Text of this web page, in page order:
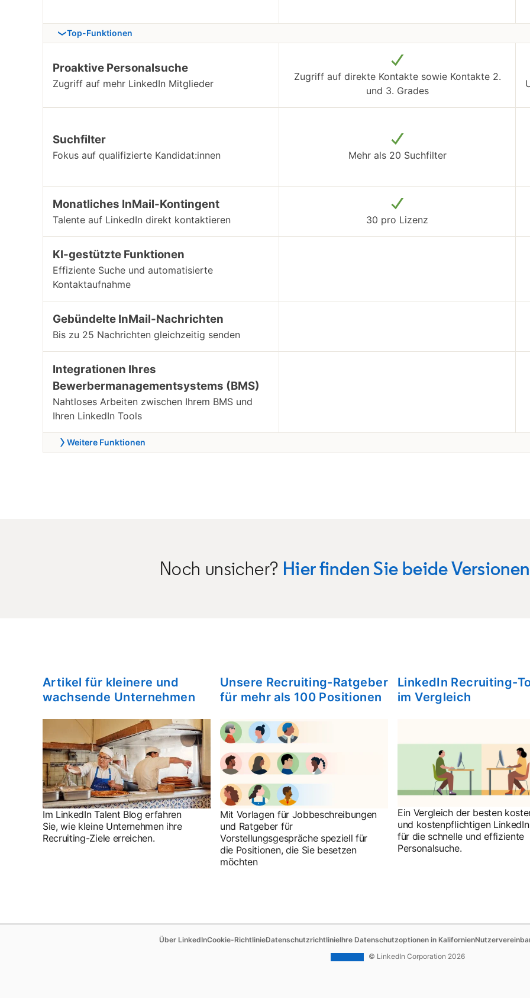
Top-Funktionen
Proaktive Personalsuche
Zugriff auf mehr LinkedIn Mitglieder
Zugriff auf direkte Kontakte sowie Kontakte 2.
und 3. Grades
Suchfilter
Fokus auf qualifizierte Kandidat:innen Mehr als 20 Suchfilter
Monatliches InMail-Kontingent
Talente auf LinkedIn direkt kontaktieren 30 pro Lizenz
KI-gestützte Funktionen
Effiziente Suche und automatisierte
Kontaktaufnahme
Gebündelte InMail-Nachrichten
Bis zu 25 Nachrichten gleichzeitig senden
Integrationen Ihres
Bewerbermanagementsystems (BMS)
Nahtloses Arbeiten zwischen Ihrem BMS und
Ihren LinkedIn Tools
Weitere Funktionen
Noch unsicher? Hier finden Sie beide
Artikel für kleinere und
wachsende Unternehmen opens in a new tab
Im LinkedIn Talent Blog erfahren
Sie, wie kleine Unternehmen ihre
Recruiting-Ziele erreichen.
Unsere Recruiting-Ratgeber
für mehr als 100 Positionen
Mit Vorlagen für Jobbeschreibungen
und Ratgeber für
Vorstellungsgespräche speziell für
die Positionen, die Sie besetzen
möchten
LinkedIn Recruiting-
im Vergleich
Ein Vergleich der besten
und kostenpflichtigen
für die schnelle und effiziente
Personalsuche.
Über LinkedInopens in a new tab
Cookie-Richtlinieopens in a new tab
Datenschutzrichtlinieopens in a new tab
Ihre Datenschutzoptionen in Kalifornienopens in a new
© LinkedIn Corporation 2026